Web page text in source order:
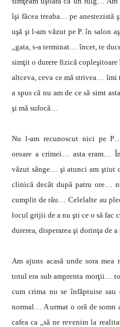
îşi făcea treaba… pe anestezistă
uşă şi l-am văzut pe P. în salon
„gata, s-a terminat… încet, te
simţit o durere fizică
altceva, ceva ce mă strivea…
a spus că nu am de ce să simt
şi mă sufocă…
Nu l-am recunoscut nici pe
oroare a crimei… asta eram…
văzut sânge… şi atunci am ştiut
clinică decât după patru ore…
cumplit de rău… Celelalte au
locul grijii de a nu şti ce o să fac
durerea, disperarea şi dorinţa
Am ajuns acasă unde sora
totul era sub amprenta morţii…
cum crima nu se înfăptuise
normal… A urmat o oră de
cafea ca „să ne revenim la